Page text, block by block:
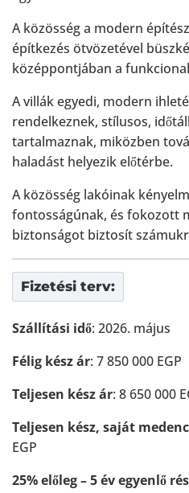
A közösség a modern
építkezés ötvözetével
középpontjában a
A villák egyedi, modern
rendelkeznek, stílusos,
tartalmaznak, miközben
haladást helyezik előtérbe.
A közösség lakóinak
fontosságúnak, és fokozott
biztonságot biztosít
Fizetési terv:
Szállítási idő: 2026. május
Félig kész ár: 7 850 000 EGP
Teljesen kész ár: 8 650 000
Teljesen kész, saját
EGP
25% előleg – 5 év egyenlő